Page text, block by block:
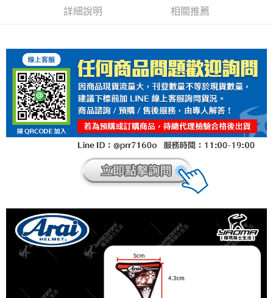
7-11取貨付款(安全帽一頂以上請選宅配)
宅配
每筆NT$100，滿NT$1,000(含以上)免運費
詳細說明 相關推薦